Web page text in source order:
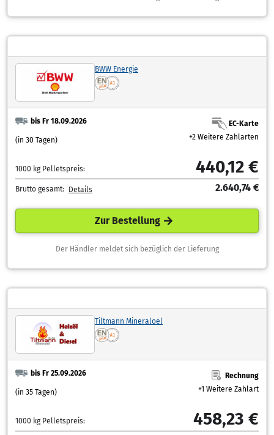
BWW Energie
bis Fr 18.09.2026
(in 30 Tagen)
EC-Karte
+2 Weitere Zahlarten
1000 kg Pelletspreis: 440,12 €
Brutto gesamt: Details 2.640,74 €
Zur Bestellung
Der Händler meldet sich bezüglich der Lieferung
Tiltmann Mineraloel
bis Fr 25.09.2026
(in 35 Tagen)
Rechnung
+1 Weitere Zahlart
1000 kg Pelletspreis: 458,23 €